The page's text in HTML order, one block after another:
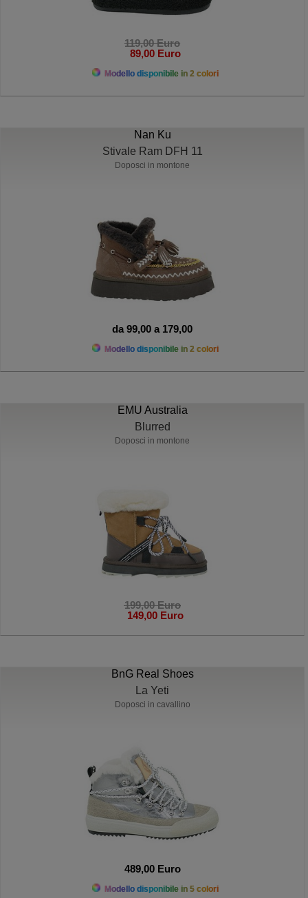
119,00 Euro
89,00 Euro
Modello disponibile in 2 colori
Nan Ku
Stivale Ram DFH 11
Doposci in montone
da 99,00 a 179,00
Modello disponibile in 2 colori
EMU Australia
Blurred
Doposci in montone
199,00 Euro
149,00 Euro
BnG Real Shoes
La Yeti
Doposci in cavallino
489,00 Euro
Modello disponibile in 5 colori